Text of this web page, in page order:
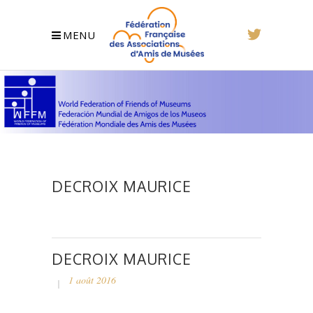
MENU
DECROIX MAURICE
DECROIX MAURICE
1 août 2016